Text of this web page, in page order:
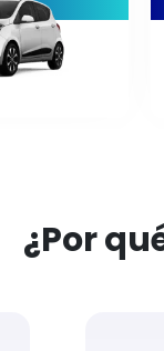
¿Por